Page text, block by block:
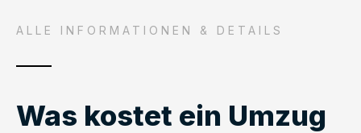
ALLE INFORMATIONEN & DETAILS
Was kostet ein Umzug